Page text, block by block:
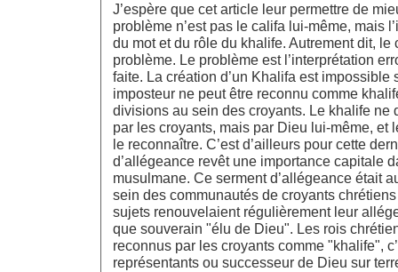
J’espère que cet article leur permettre de
problème n’est pas le califa lui-même, mais
du mot et du rôle du khalife. Autrement dit, le
problème. Le problème est l’interprétation
faite. La création d’un Khalifa est impossible
imposteur ne peut être reconnu comme
divisions au sein des croyants. Le khalife ne
par les croyants, mais par Dieu lui-même, et
le reconnaître. C’est d’ailleurs pour cette
d’allégeance revêt une importance capitale
musulmane. Ce serment d’allégeance était
sein des communautés de croyants
sujets renouvelaient régulièrement leur
que souverain "élu de Dieu". Les rois
reconnus par les croyants comme "khalife",
représentants ou successeur de Dieu sur